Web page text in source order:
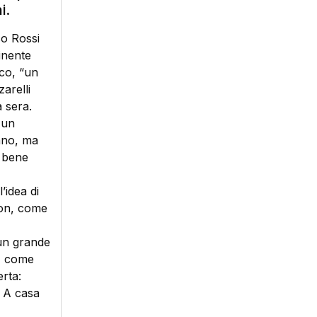
Rossi
“un
sera.
ma
di
come
grande
come
casa